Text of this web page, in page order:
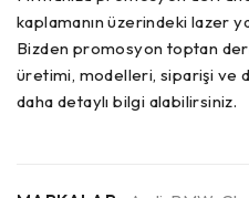
kaplamanın üzerindeki lazer
Bizden promosyon toptan deri
üretimi, modelleri, siparişi ve
daha detaylı bilgi alabilirsiniz.